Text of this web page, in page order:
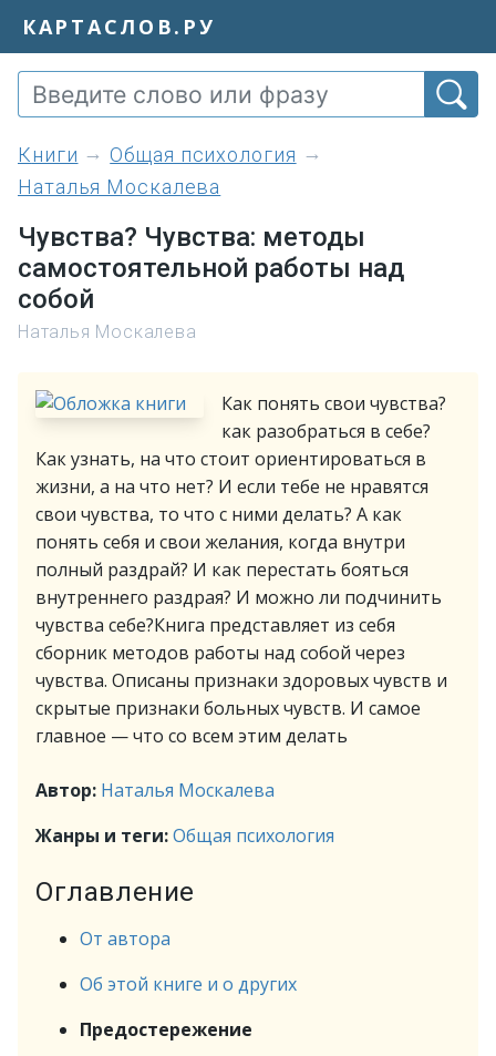
КАРТАСЛОВ.РУ
книги
Общая психология
Наталья Москалева
Чувства? Чувства: методы
самостоятельной работы над
собой
Наталья Москалева
Как понять свои чувства?
как разобраться в себе?
Как узнать, на что стоит ориентироваться в
жизни, а на что нет? И если тебе не нравятся
свои чувства, то что с ними делать? А как
понять себя и свои желания, когда внутри
полный раздрай? И как перестать бояться
внутреннего раздрая? И можно ли подчинить
чувства себе?Книга представляет из себя
сборник методов работы над собой через
чувства. Описаны признаки здоровых чувств и
скрытые признаки больных чувств. И самое
главное — что со всем этим делать
Автор: Наталья Москалева
Жанры и теги:Общая психология
Оглавление
От автора
Об этой книге и о других
Предостережение